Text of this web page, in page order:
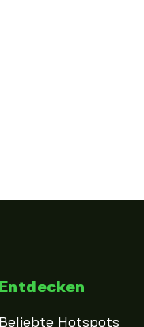
Entdecken
Beliebte Hotspots